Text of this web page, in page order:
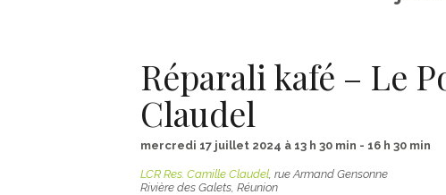
Évènements
Réparali kafé – Le
Claudel
mercredi 17 juillet 2024 à 13 h 30 min - 16 h 30 min
LCR Res. Camille Claudel ,rue Armand Gensonne
Rivière des Galets Réunion